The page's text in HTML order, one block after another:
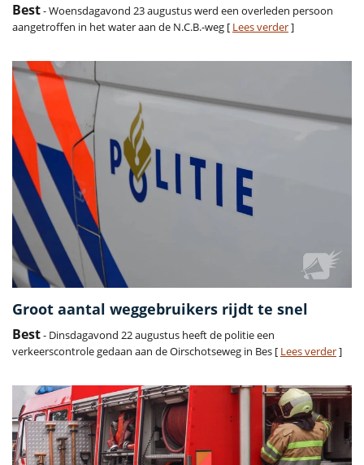
Best- Woensdagavond 23 augustus werd een overleden persoon
aangetroffen in het water aan de N.C.B.-weg [ Lees verder]
Groot aantal weggebruikers rijdt te snel
Best- Dinsdagavond 22 augustus heeft de politie een
verkeerscontrole gedaan aan de Oirschotseweg in Bes [ Lees verder]